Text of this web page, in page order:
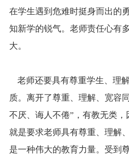
在学生遇到危难时挺身而出的
知新学的锐气。老师责任心有
大。
老师还要具有尊重学生、理
质。离开了尊重、理解、宽容
不厌、诲人不倦”，有教无类，
就是要求老师具有尊重、理解
是一种伟大的教育力量。受到